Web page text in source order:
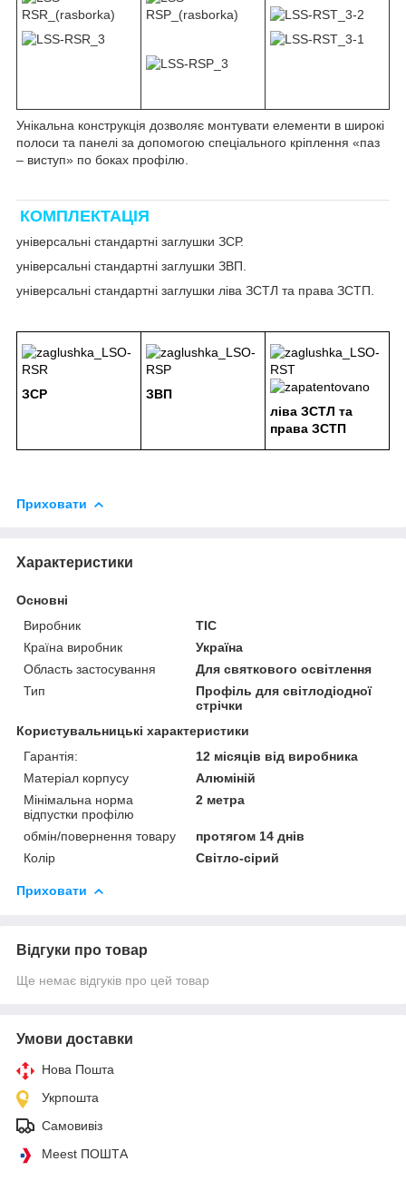
Унікальна конструкція дозволяє монтувати елементи в широкі
полоси та панелі за допомогою спеціального кріплення «паз
– виступ» по боках профілю.
КОМПЛЕКТАЦІЯ
універсальні стандартні заглушки ЗСР.
універсальні стандартні заглушки ЗВП.
універсальні стандартні заглушки ліва ЗСТЛ та права ЗСТП.
ЗСР
ЗВП
ліва ЗСТЛ та
права ЗСТП
Приховати
Характеристики
Основні
Виробник
ТІС
Країна виробник
Україна
Область застосування
Для святкового освітлення
Тип
Профіль для світлодіодної
стрічки
Користувальницькі характеристики
Гарантія:
12 місяців від виробника
Матеріал корпусу
Алюміній
Мінімальна норма
відпустки профілю
2 метра
обмін/повернення товару
протягом 14 днів
Колір
Світло-сірий
Приховати
Відгуки про товар
Ще немає відгуків про цей товар
Умови доставки
Нова Пошта
Укрпошта
Самовивіз
Meest ПОШТА